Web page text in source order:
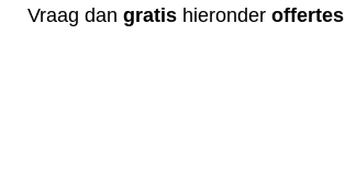
Vraag dan gratis hieronder offertes